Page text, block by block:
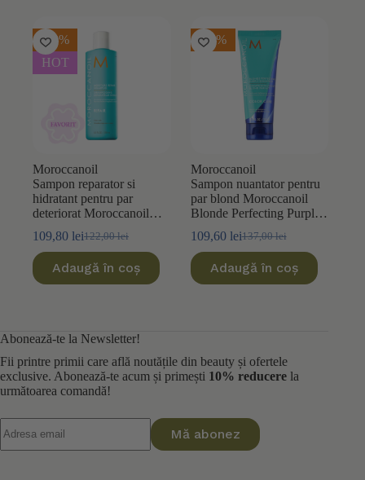
-10%
HOT
Moroccanoil
Sampon reparator si
hidratant pentru par
deteriorat Moroccanoil
122,00lei
Prețul
a
fost:
109,80 leiPrețul
este:
109,80 lei.
Adaugă în coș
-20%
Moroccanoil
Sampon nuantator pentru
par blond Moroccanoil
Blonde Perfecting Purple
137,00lei
Prețul
a
fost:
109,60 leiPrețul
este:
109,60 lei.
Adaugă în coș
Abonează-te la Newsletter!
Fii printre primii care află noutățile din beauty și ofertele
exclusive. Abonează-te acum și primești 10% reducere la
următoarea comandă!
Mă abonez